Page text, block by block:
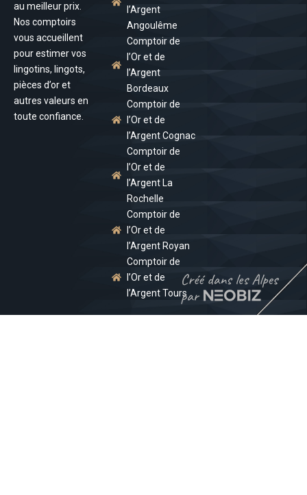
au meilleur prix.
Nos comptoirs
vous accueillent
pour estimer vos
lingotins, lingots,
pièces d’or et
autres valeurs en
toute confiance.
l’Argent
Angoulême
Comptoir de
l’Or et de
l’Argent
Bordeaux
Comptoir de
l’Or et de
l’Argent Cognac
Comptoir de
l’Or et de
l’Argent La
Rochelle
Comptoir de
l’Or et de
l’Argent Royan
Comptoir de
l’Or et de
l’Argent Tours